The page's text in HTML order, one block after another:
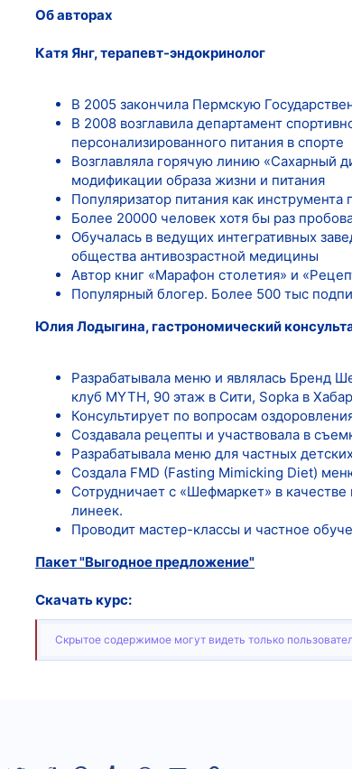
Об авторах
Катя Янг, терапевт-эндокринолог
В 2005 закончила Пермскую
В 2008 возглавила департамент
персонализированного питания в спорте
Возглавляла горячую линию «Сахарный
модификации образа жизни и питания
Популяризатор питания как
Более 20000 человек хотя бы раз
Обучалась в ведущих интегративных
общества антивозрастной медицины
Автор книг «Марафон столетия» и
Популярный блогер. Более 500 тыс
Юлия Лодыгина, гастрономический
Разрабатывала меню и являлась Бренд
клуб MYTH, 90 этаж в Сити, Sopka в
Консультирует по вопросам
Создавала рецепты и участвовала в
Разрабатывала меню для частных
Создала FMD (Fasting Mimicking Diet)
Сотрудничает с «Шефмаркет» в
линеек.
Проводит мастер-классы и частное
Пакет "Выгодное предложение"
Скачать курс:
Скрытое содержимое могут видеть только